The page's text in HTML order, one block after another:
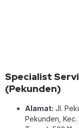
Specialist
(Pekunden)
Alamat: Jl.
Pekunden,